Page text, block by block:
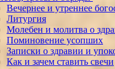
Вечернее и утреннее
Литургия
Молебен и молитва о
Поминовение усопших
Записки о здравии и
Как и зачем ставить свечи